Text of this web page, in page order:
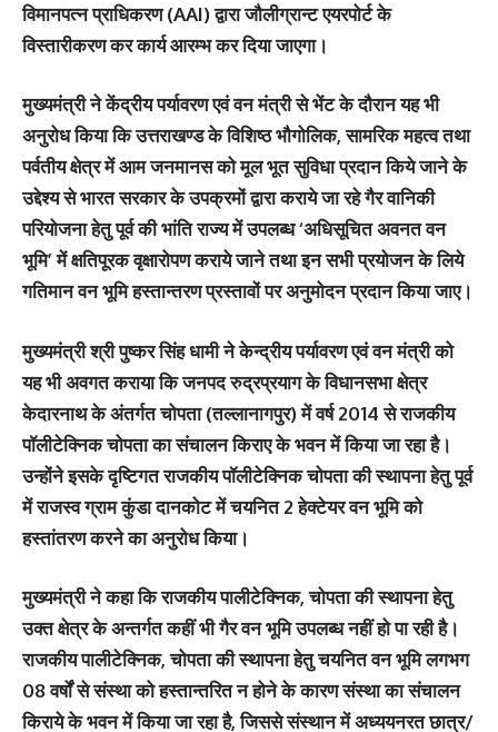
विमानपत्न प्राधिकरण (AAI) द्वारा जौलीग्रान्ट एयरपोर्ट के
विस्तारीकरण कर कार्य आरम्भ कर दिया जाएगा।
मुख्यमंत्री ने केंद्रीय पर्यावरण एवं वन मंत्री से भेंट के दौरान यह भी
अनुरोध किया कि उत्तराखण्ड के विशिष्ठ भौगोलिक, सामरिक महत्व तथा
पर्वतीय क्षेत्र में आम जनमानस को मूल भूत सुविधा प्रदान किये जाने के
उद्देश्य से भारत सरकार के उपक्रमों द्वारा कराये जा रहे गैर वानिकी
परियोजना हेतु पूर्व की भांति राज्य में उपलब्ध ‘अधिसूचित अवनत वन
भूमि’ में क्षतिपूरक वृक्षारोपण कराये जाने तथा इन सभी प्रयोजन के लिये
गतिमान वन भूमि हस्तान्तरण प्रस्तावों पर अनुमोदन प्रदान किया जाए।
मुख्यमंत्री श्री पुष्कर सिंह धामी ने केन्द्रीय पर्यावरण एवं वन मंत्री को
यह भी अवगत कराया कि जनपद रुद्रप्रयाग के विधानसभा क्षेत्र
केदारनाथ के अंतर्गत चोपता (तल्लानागपुर) में वर्ष 2014 से राजकीय
पॉलीटेक्निक चोपता का संचालन किराए के भवन में किया जा रहा है।
उन्होंने इसके दृष्टिगत राजकीय पॉलीटेक्निक चोपता की स्थापना हेतु पूर्व
में राजस्व ग्राम कुंडा दानकोट में चयनित 2 हेक्टेयर वन भूमि को
हस्तांतरण करने का अनुरोध किया।
मुख्यमंत्री ने कहा कि राजकीय पालीटेक्निक, चोपता की स्थापना हेतु
उक्त क्षेत्र के अन्तर्गत कहीं भी गैर वन भूमि उपलब्ध नहीं हो पा रही है।
राजकीय पालीटेक्निक, चोपता की स्थापना हेतु चयनित वन भूमि लगभग
08 वर्षों से संस्था को हस्तान्तरित न होने के कारण संस्था का संचालन
किराये के भवन में किया जा रहा है, जिससे संस्थान में अध्ययनरत छात्र/